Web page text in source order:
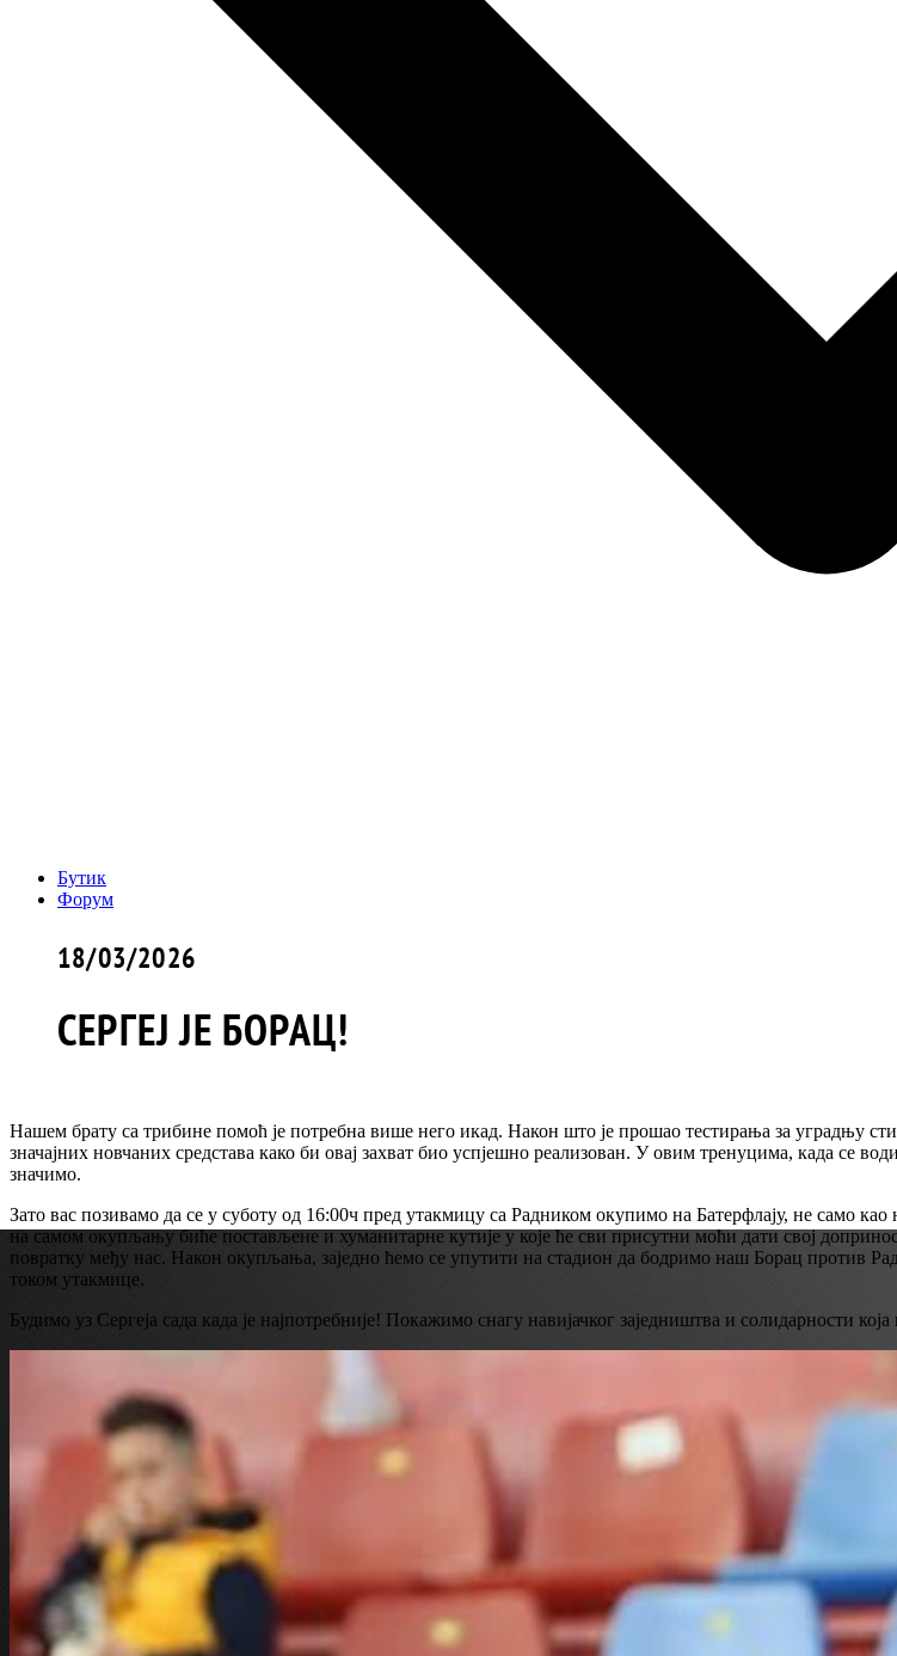
Бутик
Форум
18/03/2026
СЕРГЕЈ ЈЕ БОРАЦ!
Нашем брату са трибине помоћ је потребна више него икад. Након што је прошао тестирања за уградњу
значајних новчаних средстава како би овај захват био успјешно реализован. У овим тренуцима, када се
значимо.
Зато вас позивамо да се у суботу од 16:00ч пред утакмицу са Радником окупимо на Батерфлају, не само
на самом окупљању биће постављене и хуманитарне кутије у које ће сви присутни моћи дати свој
повратку међу нас. Након окупљања, заједно ћемо се упутити на стадион да бодримо наш Борац против
током утакмице.
Будимо уз Сергеја сада када је најпотребније! Покажимо снагу навијачког заједништва и солидарности